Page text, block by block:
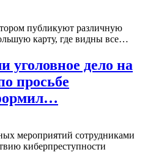
публикуют различную
карту, где видны все…
уголовное дело на
просьбе
мероприятий сотрудниками
киберпреступности